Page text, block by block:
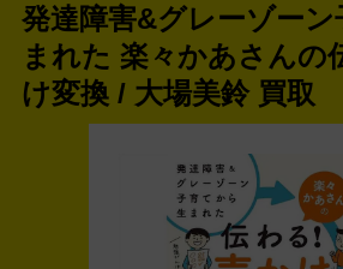
発達障害&グレーゾー
まれた 楽々かあさんの
け変換 / 大場美鈴 買取